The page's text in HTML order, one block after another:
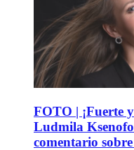
FOTO | ¡Fuerte
Ludmila
comentario